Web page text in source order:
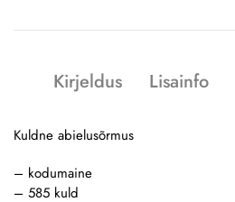
Kirjeldus Lisainfo
Kuldne abielusõrmus
– kodumaine
– 585 kuld